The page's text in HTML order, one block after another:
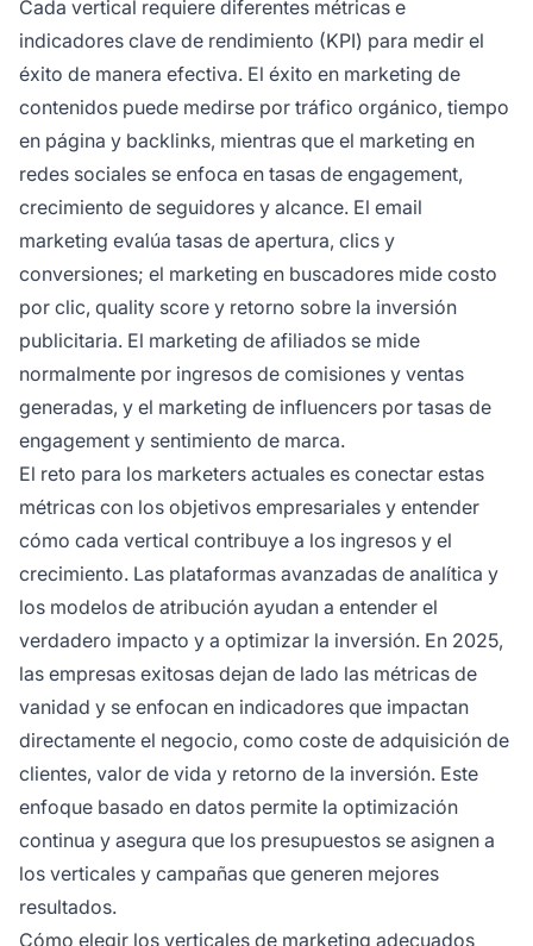
Cada vertical requiere diferentes métricas e
indicadores clave de rendimiento (KPI) para medir el
éxito de manera efectiva. El éxito en marketing de
contenidos puede medirse por tráfico orgánico, tiempo
en página y backlinks, mientras que el marketing en
redes sociales se enfoca en tasas de engagement,
crecimiento de seguidores y alcance. El email
marketing evalúa tasas de apertura, clics y
conversiones; el marketing en buscadores mide costo
por clic, quality score y retorno sobre la inversión
publicitaria. El marketing de afiliados se mide
normalmente por ingresos de comisiones y ventas
generadas, y el marketing de influencers por tasas de
engagement y sentimiento de marca.
El reto para los marketers actuales es conectar estas
métricas con los objetivos empresariales y entender
cómo cada vertical contribuye a los ingresos y el
crecimiento. Las plataformas avanzadas de analítica y
los modelos de atribución ayudan a entender el
verdadero impacto y a optimizar la inversión. En 2025,
las empresas exitosas dejan de lado las métricas de
vanidad y se enfocan en indicadores que impactan
directamente el negocio, como coste de adquisición de
clientes, valor de vida y retorno de la inversión. Este
enfoque basado en datos permite la optimización
continua y asegura que los presupuestos se asignen a
los verticales y campañas que generen mejores
resultados.
Cómo elegir los verticales de marketing adecuados